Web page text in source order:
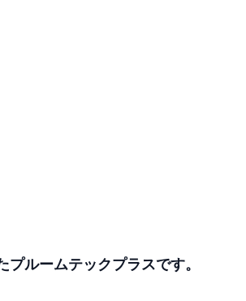
ルームテックプラスです。